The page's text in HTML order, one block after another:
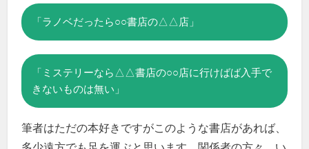
「ラノベだったら○○書店の△△店」
「ミステリーなら△△書店の○○店に行けばば入手で
きないものは無い」
筆者はただの本好きですがこのような書店があれば、